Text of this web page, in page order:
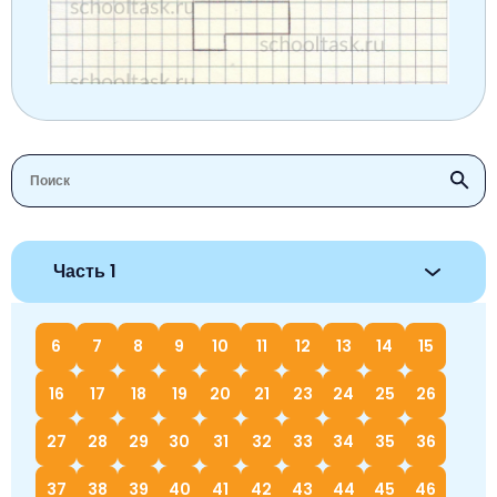
Часть 1
6 7 8 9 10 11 12 13 14 15
16 17 18 19 20 21 23 24 25 26
27 28 29 30 31 32 33 34 35 36
37 38 39 40 41 42 43 44 45 46